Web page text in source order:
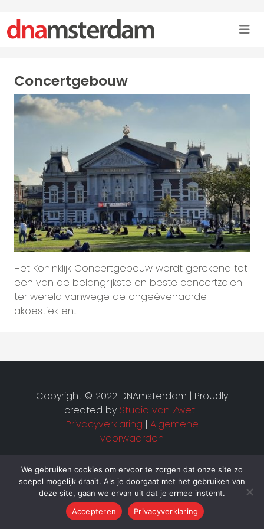
Concertgebouw
Het Koninklijk Concertgebouw wordt gerekend tot
een van de belangrijkste en beste concertzalen
ter wereld vanwege de ongeëvenaarde
akoestiek en...
We gebruiken cookies om ervoor te zorgen dat onze site zo
soepel mogelijk draait. Als je doorgaat met het gebruiken van
deze site, gaan we ervan uit dat je ermee instemt.
Accepteren
Privacyverklaring
Copyright © 2022 DNAmsterdam | Proudly
created by Studio van Zwet |
Privacyverklaring | Algemene
voorwaarden